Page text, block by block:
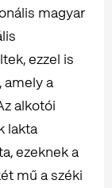
magyar
ezzel is
amely a
alkotói
lakta
ezeknek a
mű a széki